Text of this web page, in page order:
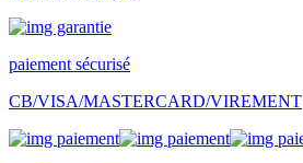
paiement sécurisé
CB/VISA/MASTERCARD/VIREMENT